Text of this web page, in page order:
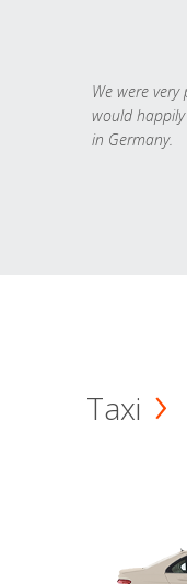
We were
would
in Germany.
Taxi